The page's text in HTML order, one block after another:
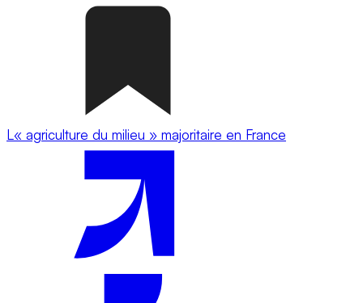
L« agriculture du milieu » majoritaire en France